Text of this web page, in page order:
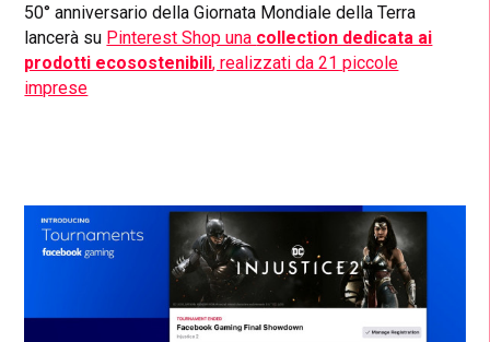
50° anniversario della Giornata Mondiale della Terra
lancerà su Pinterest Shop una collection dedicata ai
prodotti ecosostenibili, realizzati da 21 piccole
imprese